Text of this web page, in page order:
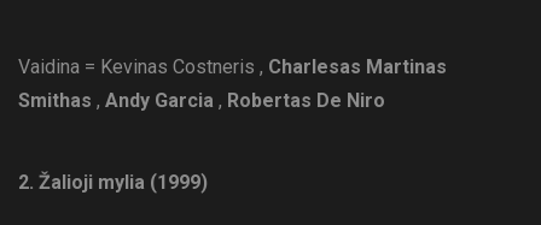
Vaidina = Kevinas Costneris , Charlesas Martinas
Smithas , Andy Garcia , Robertas De Niro
2. Žalioji mylia (1999)